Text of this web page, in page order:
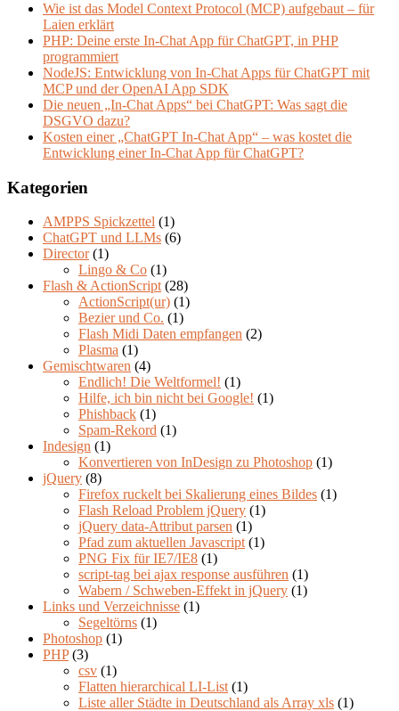
Wie ist das Model Context Protocol (MCP) aufgebaut – für
Laien erklärt
PHP: Deine erste In-Chat App für ChatGPT, in PHP
programmiert
NodeJS: Entwicklung von In-Chat Apps für ChatGPT mit
MCP und der OpenAI App SDK
Die neuen „In-Chat Apps“ bei ChatGPT: Was sagt die
DSGVO dazu?
Kosten einer „ChatGPT In-Chat App“ – was kostet die
Entwicklung einer In-Chat App für ChatGPT?
Kategorien
AMPPS Spickzettel (1)
ChatGPT und LLMs (6)
Director(1)
Lingo & Co (1)
Flash & ActionScript(28)
ActionScript(ur) (1)
Bezier und Co. (1)
Flash Midi Daten empfangen (2)
Plasma (1)
Gemischtwaren (4)
Endlich! Die Weltformel! (1)
Hilfe, ich bin nicht bei Google! (1)
Phishback (1)
Spam-Rekord (1)
Indesign (1)
Konvertieren von InDesign zu Photoshop (1)
jQuery (8)
Firefox ruckelt bei Skalierung eines Bildes (1)
Flash Reload Problem jQuery (1)
jQuery data-Attribut parsen (1)
Pfad zum aktuellen Javascript(1)
PNG Fix für IE7/IE8 (1)
script-tag bei ajax response ausführen (1)
Wabern / Schweben-Effekt in jQuery (1)
Links und Verzeichnisse (1)
Segeltörns (1)
Photoshop (1)
PHP(3)
csv (1)
Flatten hierarchical LI-List(1)
Liste aller Städte in Deutschland als Array xls (1)